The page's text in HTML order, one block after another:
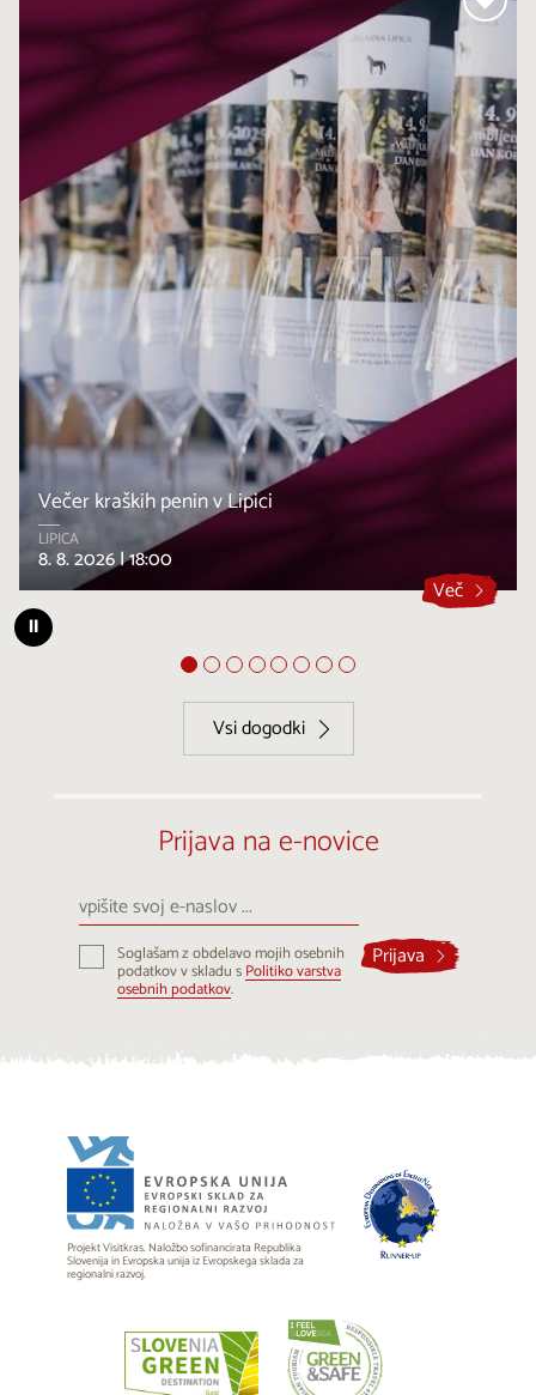
Večer kraških penin v Lipici
LIPICA
8. 8. 2026 |18:00
Več
⏸
Vsi dogodki
Prijava na e-novice
vpišite
svoj
e-
naslovSoglašam z obdelavo mojih osebnih
podatkov v skladu sPolitiko varstva
osebnih podatkov.
Prijava
Projekt Visitkras. Naložbo sofinancirata Republika
Slovenija in Evropska unija iz Evropskega sklada za
regionalni razvoj.